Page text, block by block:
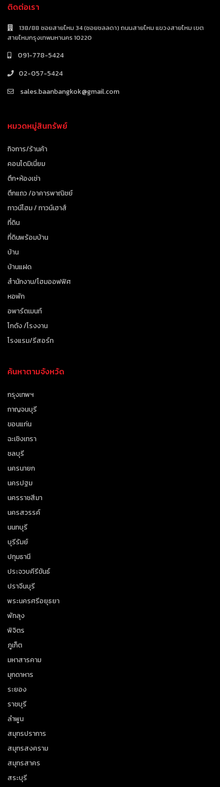
ติดต่อเรา
138/88 ซอยสายไหม 34 (ซอยชลลดา) ถนนสายไหม แขวงสายไหม เขต
สายไหมกรุงเทพมหานคร 10220
091-778-5424
02-057-5424
sales.baanbangkok@gmail.com
หมวดหมู่สินทรัพย์
กิจการ/ร้านค้า
คอนโดมิเนี่ยม
ตึก+ห้องเช่า
ตึกแถว /อาคารพาณิชย์
ทาวน์โฮม / ทาวน์เฮาส์
ที่ดิน
ที่ดินพร้อมบ้าน
บ้าน
บ้านแฝด
สำนักงาน/โฮมออฟฟิศ
หอพัก
อพาร์ตเมนท์
โกดัง /โรงงาน
โรงแรม/รีสอร์ท
ค้นหาตามจังหวัด
กรุงเทพฯ
กาญจนบุรี
ขอนแก่น
ฉะเชิงเทรา
ชลบุรี
นครนายก
นครปฐม
นครราชสีมา
นครสวรรค์
นนทบุรี
บุรีรัมย์
ปทุมธานี
ประจวบคีรีขันธ์
ปราจีนบุรี
พระนครศรีอยุธยา
พัทลุง
พิจิตร
ภูเก็ต
มหาสารคาม
มุกดาหาร
ระยอง
ราชบุรี
ลำพูน
สมุทรปราการ
สมุทรสงคราม
สมุทรสาคร
สระบุรี